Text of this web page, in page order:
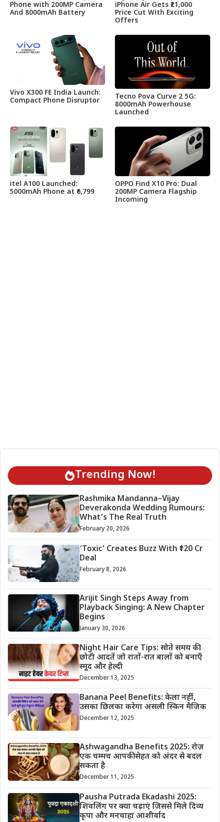
Phone with 200MP Camera
And 8000mAh Battery
iPhone Air Gets ₹21,000
Price Cut With Exciting
Offers
Vivo X300 FE India Launch:
Compact Phone Disruptor
Tecno Pova Curve 2 5G:
8000mAh Powerhouse
Launched
itel A100 Launched:
5000mAh Phone at ₹6,799
OPPO Find X10 Pro: Dual
200MP Camera Flagship
Incoming
Trending Now!
Rashmika Mandanna–Vijay
Deverakonda Wedding Rumours:
What’s The Real Truth
February 20, 2026
‘Toxic’ Creates Buzz With ₹120 Cr
Deal
February 8, 2026
Arijit Singh Steps Away from
Playback Singing: A New Chapter
Begins
January 30, 2026
Night Hair Care Tips: सोते समय की
छोटी आदतें जो रातों-रात बालों को बनाएँ
स्मूद और हेल्दी
December 13, 2025
Banana Peel Benefits: केला नहीं,
उसका छिलका करेगा असली स्किन मैजिक
December 12, 2025
Ashwagandha Benefits 2025: रोज़
एक चम्मच आपकी सेहत को अंदर से बदल
सकता है
December 11, 2025
Pausha Putrada Ekadashi 2025:
शिवलिंग पर क्या चढ़ाएं जिससे मिले दिव्य
कृपा और मनचाहा आशीर्वाद